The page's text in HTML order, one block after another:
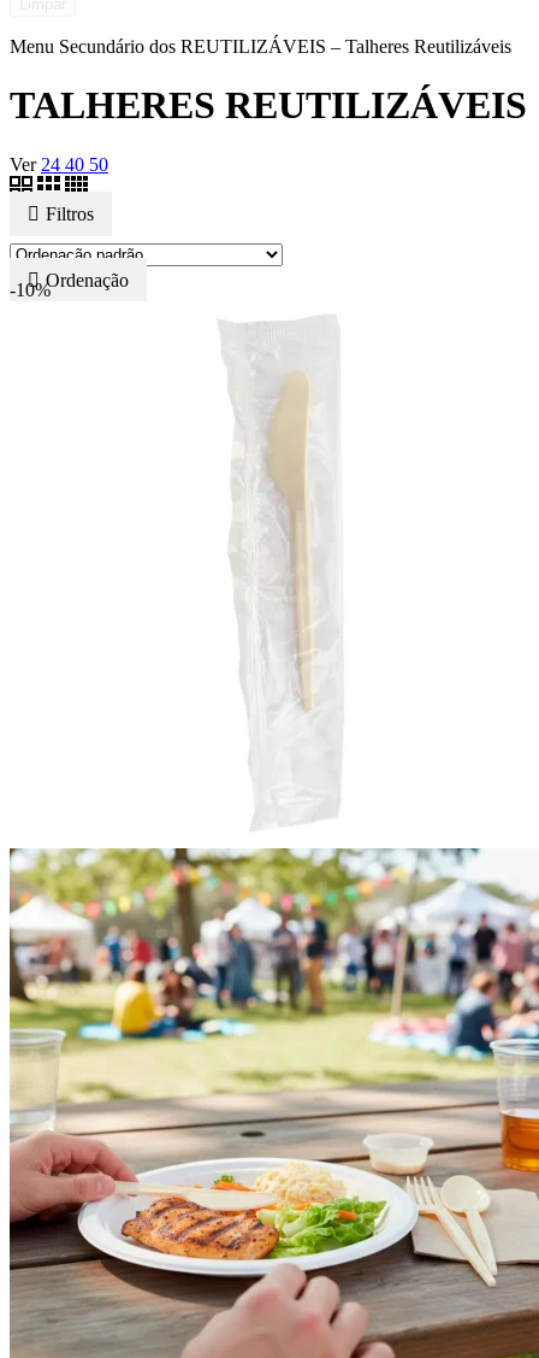
Menu Secundário dos REUTILIZÁVEIS – Talheres Reutilizáveis
TALHERES REUTILIZÁVEIS
Ver 24 40 50
Filtros
Ordenação
-10%